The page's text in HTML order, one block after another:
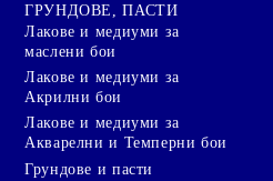
ГРУНДОВЕ, ПАСТИ
Лакове и медиуми за
маслени бои
Лакове и медиуми за
Акрилни бои
Лакове и медиуми за
Акварелни и Темперни бои
Грундове и пасти